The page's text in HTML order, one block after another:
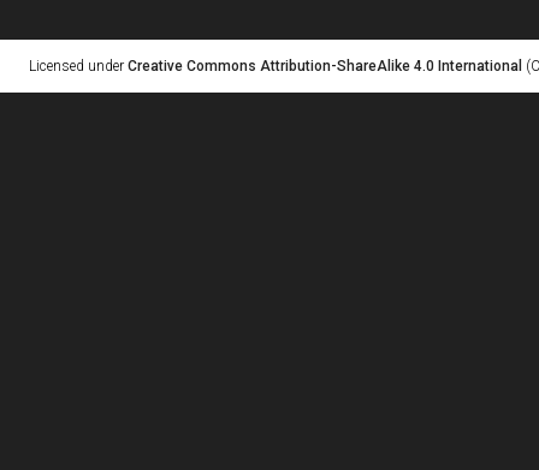
Licensed under Creative Commons Attribution-ShareAlike 4.0 International